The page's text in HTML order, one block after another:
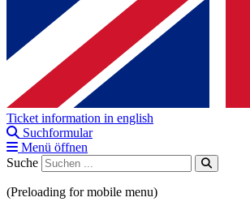
Ticket information in english
Suchformular
Menü öffnen
Suche
(Preloading for mobile menu)